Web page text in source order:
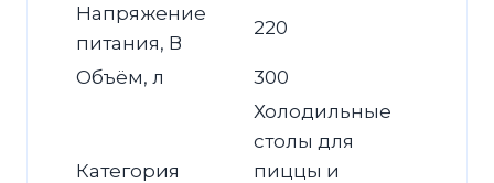
Напряжение
питания, В
220
Объём, л 300
Категория
Холодильные
столы для
пиццы и